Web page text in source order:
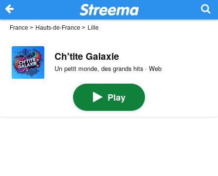
France > Hauts-de-France > Lille
Ch'tite Galaxie
Un petit monde, des grands hits · Web
Play